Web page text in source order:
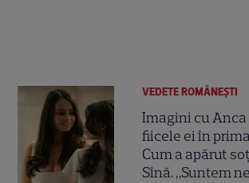
VEDETE ROMÂNEŞTI
Imagini cu Anca
fiicele ei în
Cum a apărut
Sînă. „Suntem